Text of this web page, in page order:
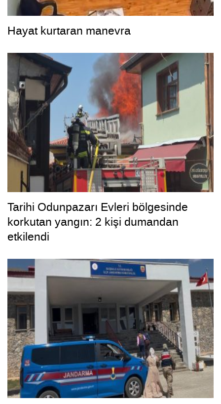
Hayat kurtaran manevra
Tarihi Odunpazarı Evleri bölgesinde
korkutan yangın: 2 kişi dumandan
etkilendi